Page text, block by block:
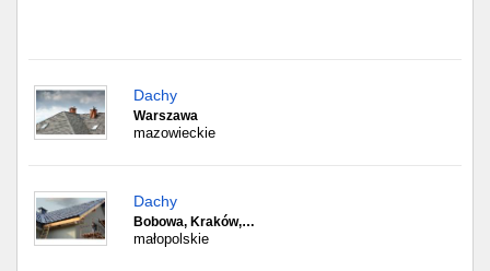
Dachy
Warszawa
mazowieckie
Dachy
Bobowa, Kraków,…
małopolskie
Częstochowa
Olsztyn